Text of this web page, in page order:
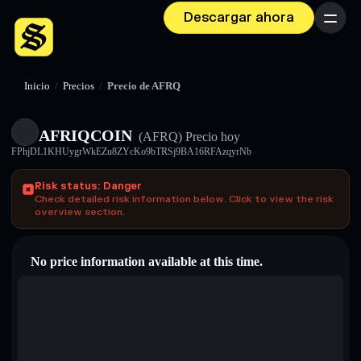
Descargar ahora Menú
Inicio / Precios / Precio de AFRQ
AFRIQCOIN (AFRQ) Precio hoy
FPhjDL1KHUygrWkEZu8ZYcKo9bTRSj9BA16RFAzqyrNb
Risk status: Danger
Check detailed risk information below. Click to view the risk
overview section.
No price information available at this time.